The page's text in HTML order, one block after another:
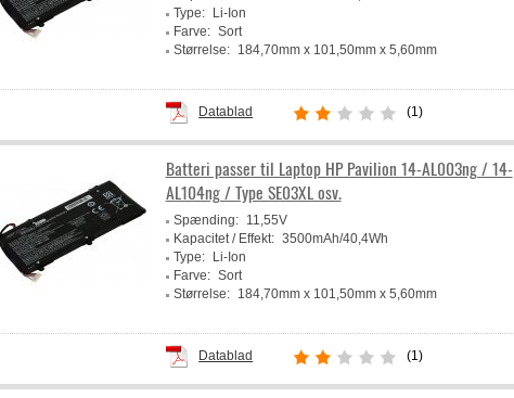
Type:
Li-Ion
Farve: Sort
Størrelse:
184,70mm x 101,50mm x 5,60mm
Datablad (1)
Batteri passer til Laptop HP Pavilion 14-AL003ng / 14-
AL104ng / Type SE03XL osv.
Spænding:
11,55V
Kapacitet / Effekt: 3500mAh/40,4Wh
Type:
Li-Ion
Farve: Sort
Størrelse:
184,70mm x 101,50mm x 5,60mm
Datablad (1)